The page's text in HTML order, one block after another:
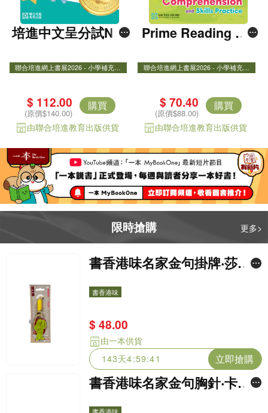
培進中文呈分試No.
習+攻略（粵普錄音
聯合培進網上書展2026 - 小學補充練
小學測考/​ 呈分試必備​
$ 112.00
(原價$140.00)
購買
由聯合培進教育出版供貨
Prime Reading Co
聯合培進網上書展2026 - 小學補充練
小學測考/​ 呈分試必備​
Prime Reading Comprehension and Skill
s Practice
$ 70.40
(原價$88.00)
購買
由聯合培進教育出版供貨
限時搶購 更多>
書香港味名家金句掛牌‧莎士
比亞 (淺啡黃/真愛無坦途)
書香港味
$ 48.00
由一本供貨
143天4:59:39
立即搶購
書香港味名家金句胸針‧卡夫